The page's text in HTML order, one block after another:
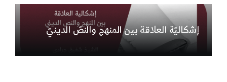
إشكاليّة العلاقة بين المنهج والنصّ الدينيّ